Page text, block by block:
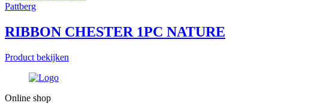
Pattberg
RIBBON CHESTER 1PC NATURE
Product bekijken
Online shop